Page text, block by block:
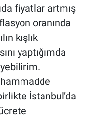
fiyatlar artmış
oranında
kışlık
yaptığımda
İstanbul’da